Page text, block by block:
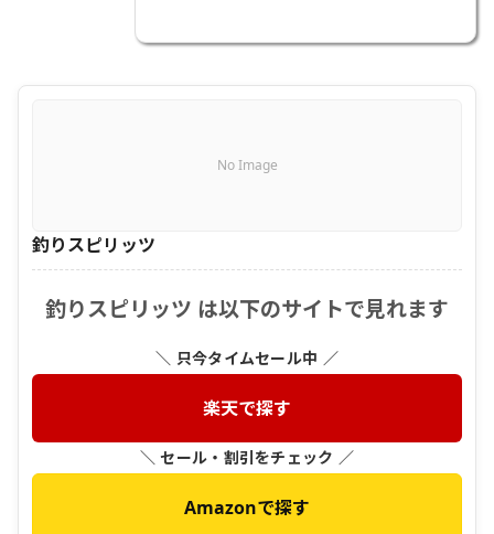
No Image
釣りスピリッツ
釣りスピリッツ は以下のサイトで見れます
＼ 只今タイムセール中 ／
楽天で探す
＼ セール・割引をチェック ／
Amazonで探す